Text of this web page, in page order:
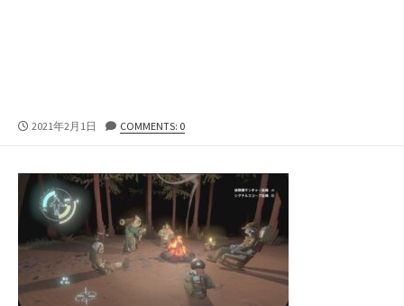
公
2021年2月1日 COMMENTS: 0